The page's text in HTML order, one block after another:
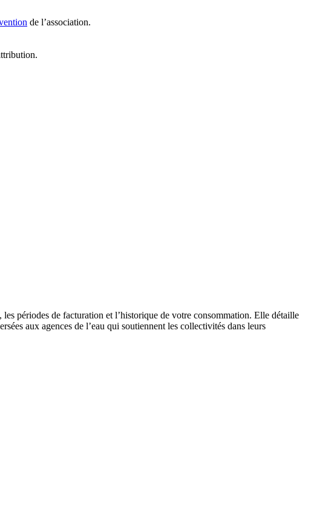
de l’association.
périodes de facturation et l’historique de votre consommation. Elle détaille
aux agences de l’eau qui soutiennent les collectivités dans leurs